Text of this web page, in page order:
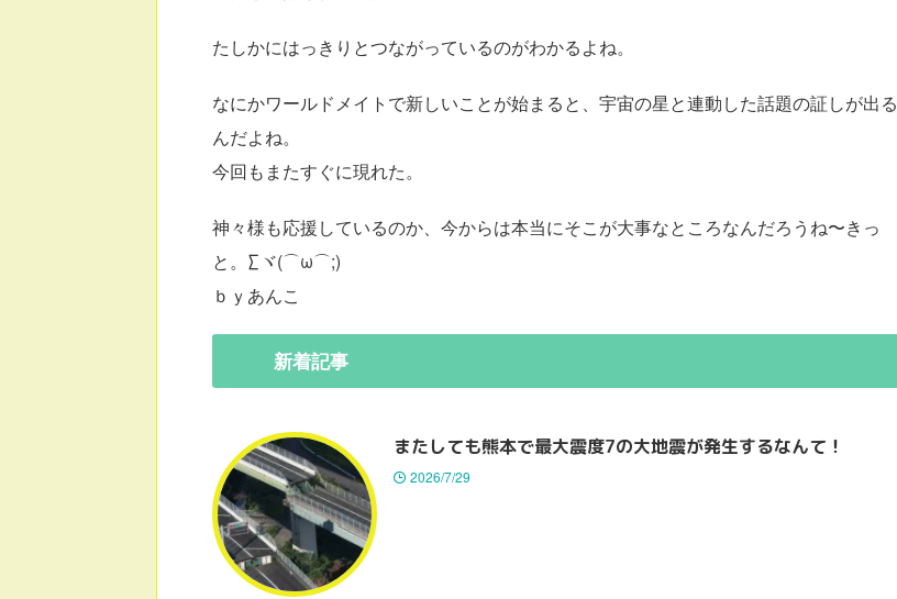
たしかにはっきりとつながっているのがわかるよね。
なにかワールドメイトで新しいことが始まると、宇宙の星と連動した話題の証しが出る
んだよね。
今回もまたすぐに現れた。
神々様も応援しているのか、今からは本当にそこが大事なところなんだろうね〜きっ
と。∑ヾ(⌒ω⌒;)
ｂｙあんこ
新着記事
またしても熊本で最大震度7の大地震が発生するなんて！
2026/7/29